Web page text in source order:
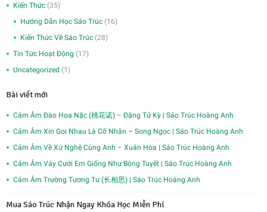
Kiến Thức (35)
Hướng Dẫn Học Sáo Trúc (16)
Kiến Thức Về Sáo Trúc (28)
Tin Tức Hoạt Động (17)
Uncategorized (1)
Bài viết mới
Cảm Âm Đào Hoa Nặc (桃花诺) – Đặng Tử Kỳ | Sáo Trúc Hoàng Anh
Cảm Âm Xin Gọi Nhau Là Cố Nhân – Song Ngọc | Sáo Trúc Hoàng Anh
Cảm Âm Về Xứ Nghệ Cùng Anh – Xuân Hòa | Sáo Trúc Hoàng Anh
Cảm Âm Váy Cưới Em Giống Như Bông Tuyết | Sáo Trúc Hoàng Anh
Cảm Âm Trường Tương Tư (长相思) | Sáo Trúc Hoàng Anh
Mua Sáo Trúc Nhận Ngay Khóa Học Miễn Phí